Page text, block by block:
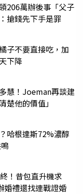
206萬辦後事「父子
搶錢先下手是罪
子不要直接吃，加
下降
慧！Joeman再談建
他的價值」
哈根達斯72%濃醇
！昔包直升機求
禮還找連戰證婚